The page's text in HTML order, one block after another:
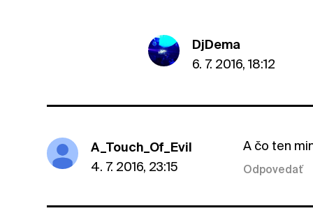
DjDema
6. 7. 2016, 18:12
A_Touch_Of_Evil
4. 7. 2016, 23:15
A čo ten
Odpovedať